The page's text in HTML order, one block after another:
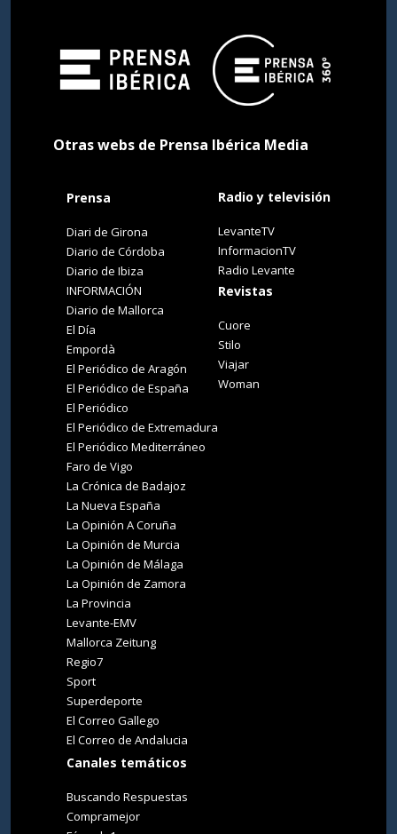
Otras webs de Prensa Ibérica Media
Prensa
Diari de Girona
Diario de Córdoba
Diario de Ibiza
INFORMACIÓN
Diario de Mallorca
El Día
Empordà
El Periódico de Aragón
El Periódico de España
El Periódico
El Periódico de Extremadura
El Periódico Mediterráneo
Faro de Vigo
La Crónica de Badajoz
La Nueva España
La Opinión A Coruña
La Opinión de Murcia
La Opinión de Málaga
La Opinión de Zamora
La Provincia
Levante-EMV
Mallorca Zeitung
Regio7
Sport
Superdeporte
El Correo Gallego
El Correo de Andalucia
Canales temáticos
Buscando Respuestas
Compramejor
Radio y televisión
LevanteTV
InformacionTV
Radio Levante
Revistas
Cuore
Stilo
Viajar
Woman